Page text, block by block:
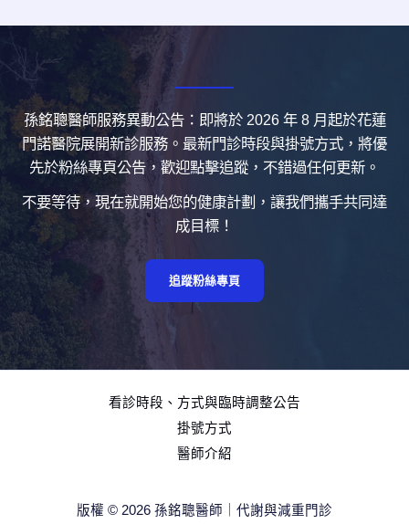
孫銘聰醫師服務異動公告：即將於 2026 年 8 月起於花蓮
門諾醫院展開新診服務。最新門診時段與掛號方式，將優
先於粉絲專頁公告，歡迎點擊追蹤，不錯過任何更新。
不要等待，現在就開始您的健康計劃，讓我們攜手共同達
成目標！
追蹤粉絲專頁
看診時段、方式與臨時調整公告
掛號方式
醫師介紹
版權 © 2026 孫銘聰醫師｜代謝與減重門診